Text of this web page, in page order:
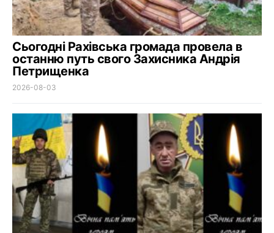
Сьогодні Рахівська громада провела в
останню путь свого Захисника Андрія
Петрищенка
2026-08-03